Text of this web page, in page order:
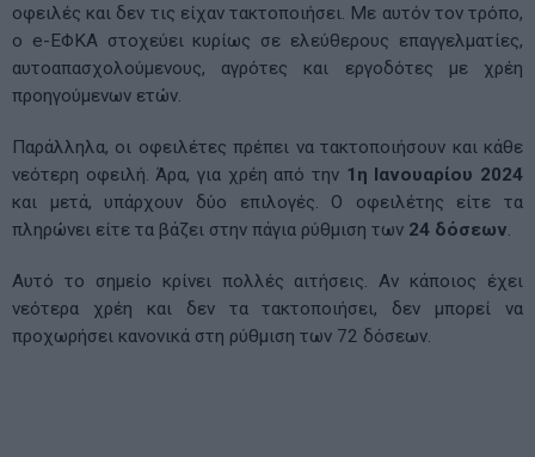
οφειλές και δεν τις είχαν τακτοποιήσει. Με αυτόν τον τρόπο,
ο e-ΕΦΚΑ στοχεύει κυρίως σε ελεύθερους επαγγελματίες,
αυτοαπασχολούμενους, αγρότες και εργοδότες με χρέη
προηγούμενων ετών.
Παράλληλα, οι οφειλέτες πρέπει να τακτοποιήσουν και κάθε
νεότερη οφειλή. Άρα, για χρέη από την 1η Ιανουαρίου 2024
και μετά, υπάρχουν δύο επιλογές. Ο οφειλέτης είτε τα
πληρώνει είτε τα βάζει στην πάγια ρύθμιση των 24 δόσεων.
Αυτό το σημείο κρίνει πολλές αιτήσεις. Αν κάποιος έχει
νεότερα χρέη και δεν τα τακτοποιήσει, δεν μπορεί να
προχωρήσει κανονικά στη ρύθμιση των 72 δόσεων.